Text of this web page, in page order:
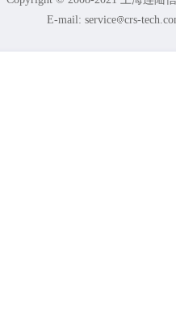
E-mail: service
crs-